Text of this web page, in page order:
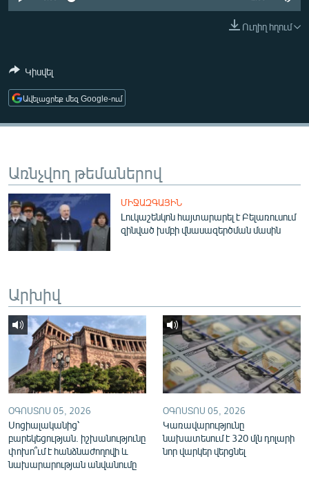
ՄԻՋԱԶԳԱՅԻՆ
ՄԵԿՆԱԲԱՆՈՒԹՅՈՒՆ
ՏՏ ԵՒ ԻՆՏԵՐՆԵՏ
ՏԵՍԱՆՅՈՒԹԵՐ
ԲԱՆԱՎԵՃ
ՁԳՏԵԼՈՎ ԼԱՎԱԳՈՒՅՆԻՆ
Հայերեն
English
Русский
ՀԵՏԵՎԵՔ ՄԵԶ
Ուղիղ հղում
Կիսվել
Ավելացրեք մեզ Google-ում
Առնչվող թեմաներով
ՄԻՋԱԶԳԱՅԻՆ
Լուկաշենկոն հայտարարել է Բելառուսում
զինված խմբի վնասազերծման մասին
Արխիվ
ՕԳՈՍՏՈՍ 05, 2026
Սոցիալականից՝
բարեկեցության. իշխանությունը
փոխո՞ւմ է հանձնաժողովի և
նախարարության անվանումը
ՕԳՈՍՏՈՍ 05, 2026
Կառավարությունը
նախատեսում է 320 մլն դոլարի
նոր վարկեր վերցնել